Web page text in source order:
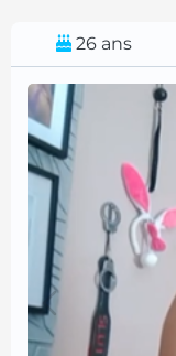
26 ans